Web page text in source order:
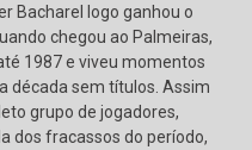
Bacharel logo ganhou o
chegou ao Palmeiras,
1987 e viveu momentos
década sem títulos. Assim
grupo de jogadores,
dos fracassos do período,